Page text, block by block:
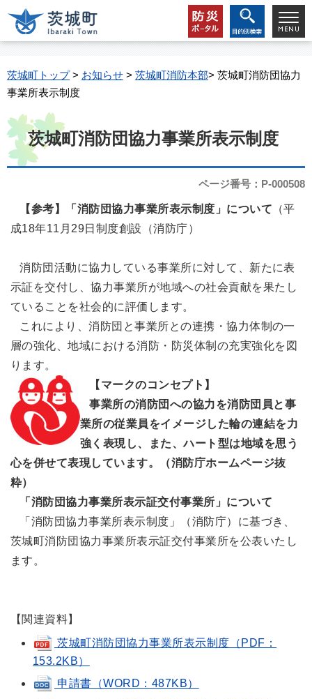
茨城町トップ> お知らせ > 茨城町消防本部> 茨城町消防団協力
事業所表示制度
茨城町消防団協力事業所表示制度
ページ番号：P-000508
【参考】「消防団協力事業所表示制度」について （平
成18年11月29日制度創設（消防庁）
消防団活動に協力している事業所に対して、新たに表
示証を交付し、協力事業所が地域への社会貢献を果たし
ていることを社会的に評価します。
これにより、消防団と事業所との連携・協力体制の一
層の強化、地域における消防・防災体制の充実強化を図
ります。
【マークのコンセプト】
事業所の消防団への協力を消防団員と事
業所の従業員をイメージした輪の連結を力
強く表現し、また、ハート型は地域を思う
心を併せて表現しています。（消防庁ホームページ抜
粋）
「消防団協力事業所表示証交付事業所」について
「消防団協力事業所表示制度」（消防庁）に基づき、
茨城町消防団協力事業所表示証交付事業所を公表いたし
ます。
【関連資料】
茨城町消防団協力事業所表示制度（PDF：
153.2KB）
申請書（WORD：487KB）